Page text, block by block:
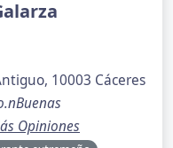
10003 Cáceres
Opiniones